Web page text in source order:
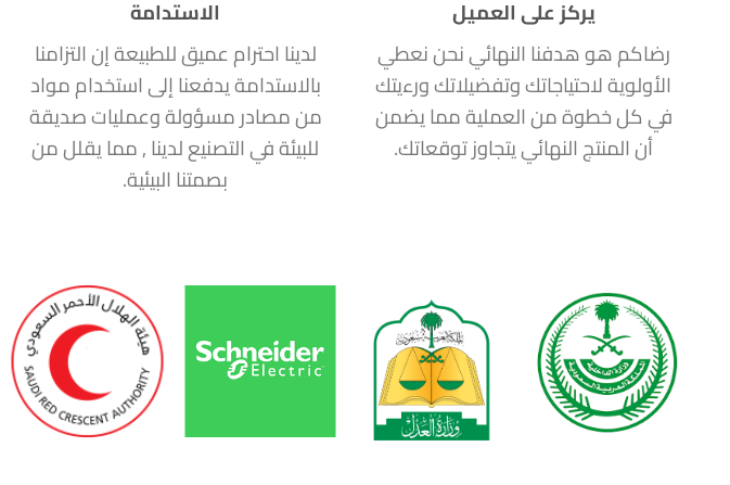
يركز على العميل
رضاكم هو هدفنا النهائي نحن نعطي
الأولوية لاحتياجاتك وتفضيلاتك ورءيتك
في كل خطوة من العملية مما يضمن
أن المنتج النهائي يتجاوز توقعاتك.
الاستدامة
لدينا احترام عميق للطبيعة إن التزامنا
بالاستدامة يدفعنا إلى استخدام مواد
من مصادر مسؤولة وعمليات صديقة
للبيئة في التصنيع لدينا , مما يقلل من
بصمتنا البيئية.